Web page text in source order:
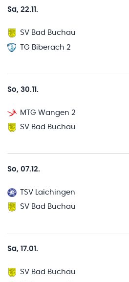
Sa, 22.11.
SV Bad Buchau
TG Biberach 2
So, 30.11.
MTG Wangen 2
SV Bad Buchau
So, 07.12.
TSV Laichingen
SV Bad Buchau
Sa, 17.01.
SV Bad Buchau